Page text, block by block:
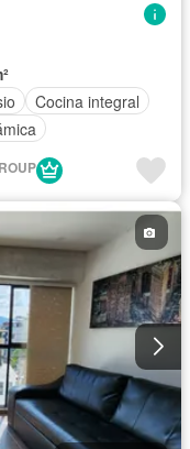
Cocina integral